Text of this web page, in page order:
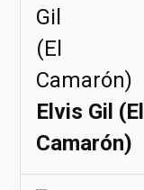
Elvis Gil (El
Camarón)